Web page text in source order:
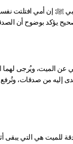
يؤكد بوضوح أن